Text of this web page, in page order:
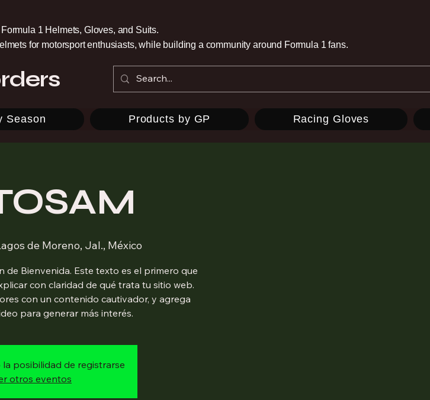
1 Helmets, Gloves, and Suits.
for motorsport enthusiasts, while building a community around Formula 1 fans.
Season Products by GP Racing Gloves
de Moreno, Jal., México
de Bienvenida. Este texto es el primero que
con claridad de qué trata tu sitio web.
con un contenido cautivador, y agrega
para generar más interés.
la posibilidad de registrarse
otros eventos